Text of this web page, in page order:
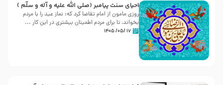
احیای سنت پیامبر (صلی الله علیه و آله و سلّم )
روزی مامون از امام تقاضا کرد که: نماز عید را با مردم
بخواند، تا برای مردم اطمینان بیشتری در این کار ...
۱۷ /۰۵/ ۱۴۰۵